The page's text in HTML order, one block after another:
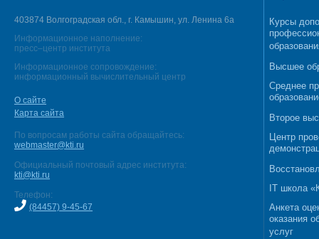
403874 Волгоградская обл., г. Камышин, ул. Ленина 6а
Информационное наполнение:
пресс–центр института
Информационное сопровождение:
информационный вычислительный центр
О сайте
Карта сайта
По вопросам работы сайта обращайтесь:
webmaster@kti.ru
Официальный почтовый адрес института:
kti@kti.ru
Телефон:
(84457) 9-45-67
Курсы
Высшее
Среднее
Второе
Центр
IT школа
Анкета
оказания
услуг